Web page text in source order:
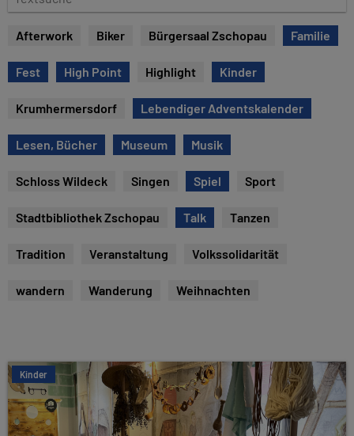
e
s
u
e
Afterwork Biker Bürgersaal Zschopau Familie
Fest High Point Highlight Kinder
Krumhermersdorf Lebendiger Adventskalender
Lesen, Bücher Museum Musik
Schloss Wildeck Singen Spiel Sport
Stadtbibliothek Zschopau Talk Tanzen
Tradition Veranstaltung Volkssolidarität
wandern Wanderung Weihnachten
Kinder